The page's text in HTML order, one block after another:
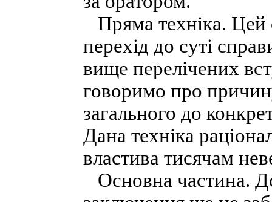
Пряма техніка. Цей
перехід до суті
вище перелічених
говоримо про
загального до
Дана техніка
властива тисячам
Основна частина.